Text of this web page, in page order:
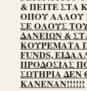
& ΠΕΙΤΕ ΣΤΑ
ΟΠΟΥ ΑΛΛΟΥ
ΣΕ ΟΛΟΥΣ
ΔΑΝΕΙΩΝ &
ΚΟΥΡΕΜΑΤΑ
FUNDS,
ΠΡΟΔΟΣΙΑΣ
ΣΩΤΗΡΙΑ ΔΕΝ
ΚΑΝΕΝΑΝ!!!!!!